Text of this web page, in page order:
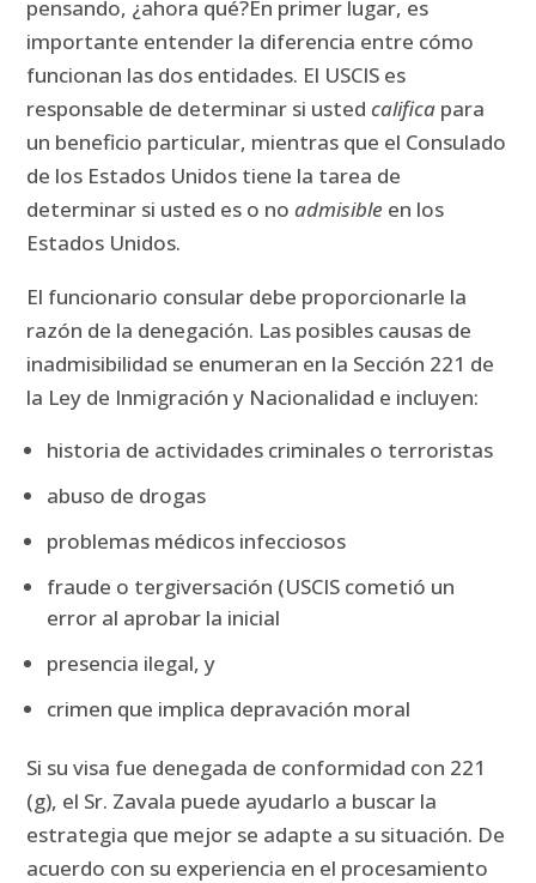
pensando, ¿ahora qué?En primer lugar, es
importante entender la diferencia entre cómo
funcionan las dos entidades. El USCIS es
responsable de determinar si ustedcalifica para
un beneficio particular, mientras que el Consulado
de los Estados Unidos tiene la tarea de
determinar si usted es o noadmisible en los
Estados Unidos.
El funcionario consular debe proporcionarle la
razón de la denegación. Las posibles causas de
inadmisibilidad se enumeran en la Sección 221 de
la Ley de Inmigración y Nacionalidad e incluyen:
historia de actividades criminales o terroristas
abuso de drogas
problemas médicos infecciosos
fraude o tergiversación (USCIS cometió un
error al aprobar la inicial
presencia ilegal, y
crimen que implica depravación moral
Si su visa fue denegada de conformidad con 221
(g), el Sr. Zavala puede ayudarlo a buscar la
estrategia que mejor se adapte a su situación. De
acuerdo con su experiencia en el procesamiento